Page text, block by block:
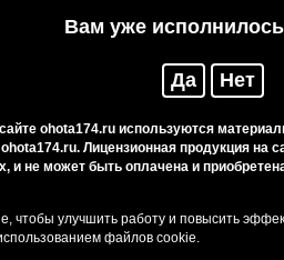
Вам уже
Да Нет
ohota174.ru используются
Лицензионная продукция на
и не может быть оплачена и
чтобы улучшить работу и повысить
файлов cookie.
Вес: 680г
призма 11мм